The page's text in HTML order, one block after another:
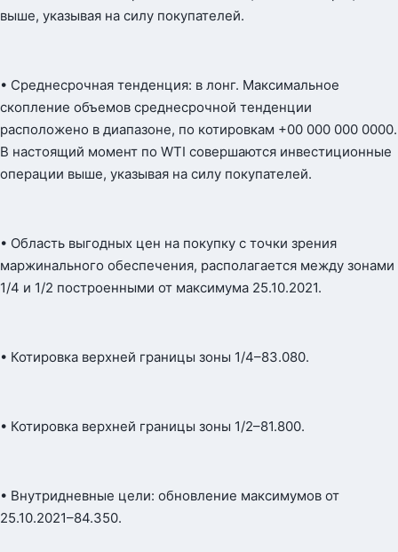
выше, указывая на силу покупателей.
• Среднесрочная тенденция: в лонг. Максимальное
скопление объемов среднесрочной тенденции
расположено в диапазоне, по котировкам +00 000 000 0000.
В настоящий момент по WTI совершаются инвестиционные
операции выше, указывая на силу покупателей.
• Область выгодных цен на покупку с точки зрения
маржинального обеспечения, располагается между зонами
1/4 и 1/2 построенными от максимума 25.10.2021.
• Котировка верхней границы зоны 1/4–83.080.
• Котировка верхней границы зоны 1/2–81.800.
• Внутридневные цели: обновление максимумов от
25.10.2021–84.350.